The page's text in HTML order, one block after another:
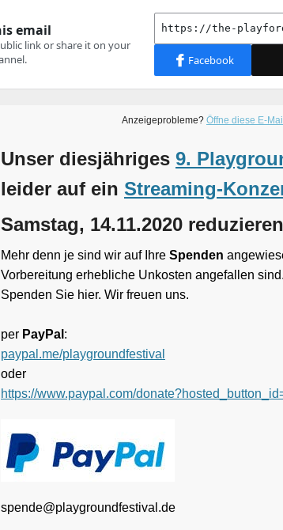
Anzeigeprobleme? Öffne diese E-
Unser diesjähriges 9.
leider auf ein Streaming-
Samstag, 14.11.2020
Mehr denn je sind wir auf Ihre Spenden
Vorbereitung erhebliche Unkosten angefallen sind.
Spenden Sie hier. Wir freuen uns.
per PayPal :
paypal.me/playgroundfestival
oder
https://www.paypal.com/
spende@playgroundfestival.de